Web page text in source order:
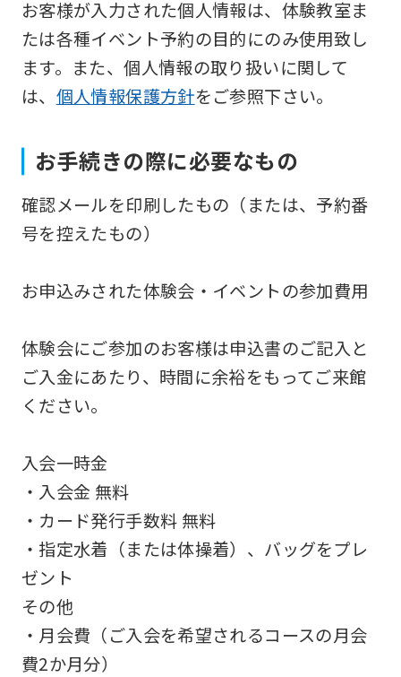
お客様が入力された個人情報は、体験教室ま
たは各種イベント予約の目的にのみ使用致し
ます。また、個人情報の取り扱いに関して
は、 個人情報保護方針をご参照下さい。
お手続きの際に必要なもの
確認メールを印刷したもの（または、予約番
号を控えたもの）
お申込みされた体験会・イベントの参加費用
体験会にご参加のお客様は申込書のご記入と
ご入金にあたり、時間に余裕をもってご来館
ください。
入会一時金
・入会金 無料
・カード発行手数料 無料
・指定水着（または体操着）、バッグをプレ
ゼント
その他
・月会費（ご入会を希望されるコースの月会
費2か月分）
Japanese
version
of
this
will
translated
it
not
be
translation
may
the